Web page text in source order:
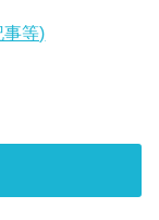
事等)